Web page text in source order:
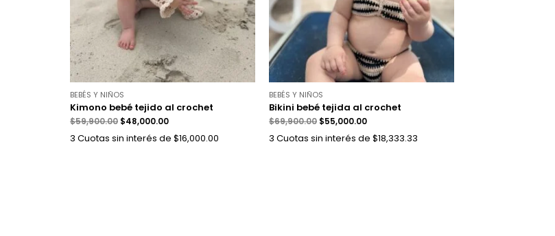
BEBÉS Y NIÑOS
Kimono bebé tejido al crochet
$59,900.00 $48,000.00
3 Cuotas sin interés de $16,000.00
BEBÉS Y NIÑOS
Bikini bebé tejida al crochet
$69,900.00 $55,000.00
3 Cuotas sin interés de $18,333.33